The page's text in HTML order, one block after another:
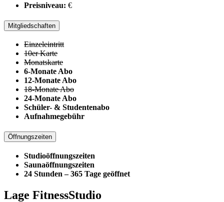
Preisniveau: €
Mitgliedschaften
Einzeleintritt
10er Karte
Monatskarte
6-Monate Abo
12-Monate Abo
18-Monate Abo
24-Monate Abo
Schüler- & Studentenabo
Aufnahmegebühr
Öffnungszeiten
Studioöffnungszeiten
Saunaöffnungszeiten
24 Stunden – 365 Tage geöffnet
Lage FitnessStudio